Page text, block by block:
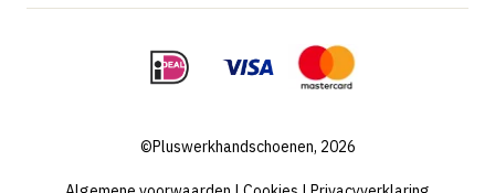
©Pluswerkhandschoenen, 2026